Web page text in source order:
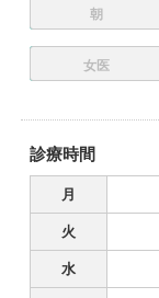
朝
女医
診療時間
月
火
水